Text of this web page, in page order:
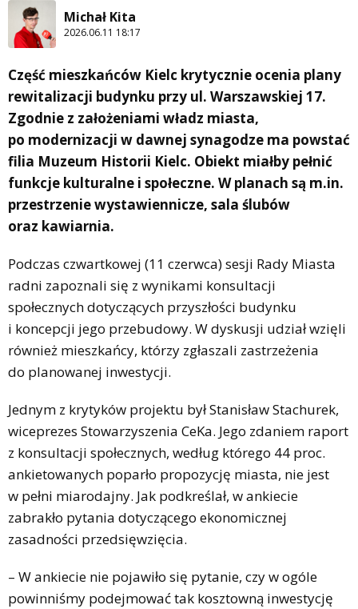
Michał Kita
2026.06.11 18:17
Część mieszkańców Kielc krytycznie ocenia plany
rewitalizacji budynku przy ul. Warszawskiej 17.
Zgodnie z założeniami władz miasta,
po modernizacji w dawnej synagodze ma powstać
filia Muzeum Historii Kielc. Obiekt miałby pełnić
funkcje kulturalne i społeczne. W planach są m.in.
przestrzenie wystawiennicze, sala ślubów
oraz kawiarnia.
Podczas czwartkowej (11 czerwca) sesji Rady Miasta
radni zapoznali się z wynikami konsultacji
społecznych dotyczących przyszłości budynku
i koncepcji jego przebudowy. W dyskusji udział wzięli
również mieszkańcy, którzy zgłaszali zastrzeżenia
do planowanej inwestycji.
Jednym z krytyków projektu był Stanisław Stachurek,
wiceprezes Stowarzyszenia CeKa. Jego zdaniem raport
z konsultacji społecznych, według którego 44 proc.
ankietowanych poparło propozycję miasta, nie jest
w pełni miarodajny. Jak podkreślał, w ankiecie
zabrakło pytania dotyczącego ekonomicznej
zasadności przedsięwzięcia.
– W ankiecie nie pojawiło się pytanie, czy w ogóle
powinniśmy podejmować tak kosztowną inwestycję